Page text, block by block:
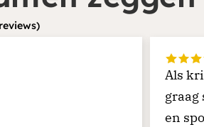
Als
graag
en